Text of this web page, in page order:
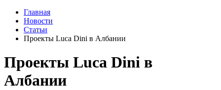
Главная
Новости
Статьи
Проекты Luca Dini в Албании
Проекты Luca Dini в
Албании